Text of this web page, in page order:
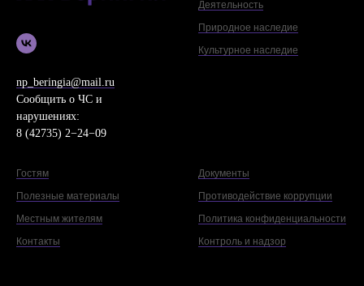
np_beringia@mail.ru
Сообщить о ЧС и
нарушениях:
8 (42735) 2−24−09
Деятельность
Природное наследие
Культурное наследие
Гостям
Полезные материалы
Местным жителям
Контакты
Документы
Противодействие коррупции
Политика конфиденциальности
Контроль и надзор